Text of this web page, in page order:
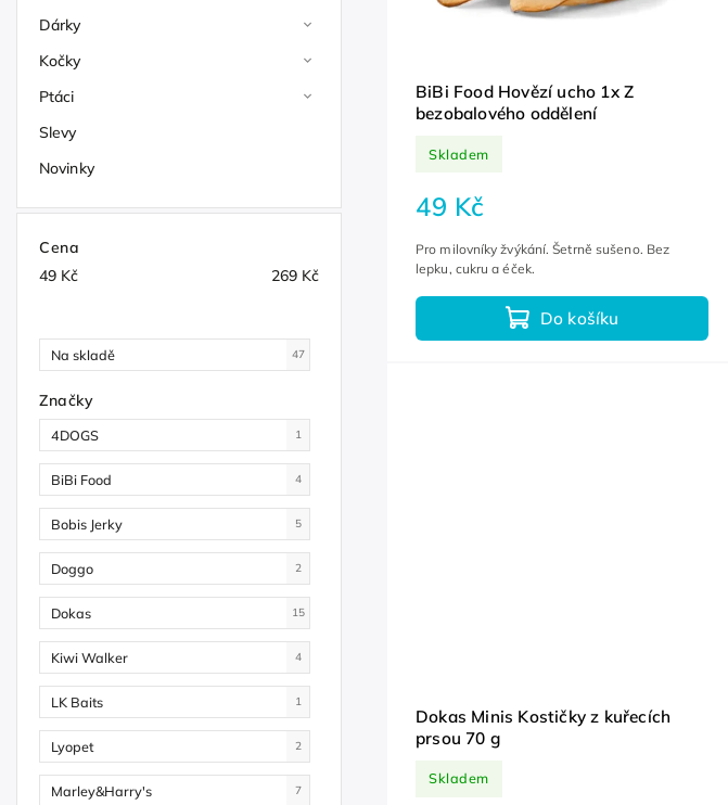
Dárky
Kočky
Ptáci
Slevy
Novinky
Cena
49 Kč 269 Kč
Na skladě 47
Značky
4DOGS 1
BiBi Food 4
Bobis Jerky 5
Doggo 2
Dokas 15
Kiwi Walker 4
LK Baits 1
Lyopet 2
Marley&Harry's 7
BiBi Food Hovězí ucho 1x Z
bezobalového oddělení
Skladem
49 Kč
Do košíku
Pro milovníky žvýkání. Šetrně sušeno. Bez
lepku, cukru a éček.
Dokas Minis Kostičky z kuřecích
prsou 70 g
Skladem